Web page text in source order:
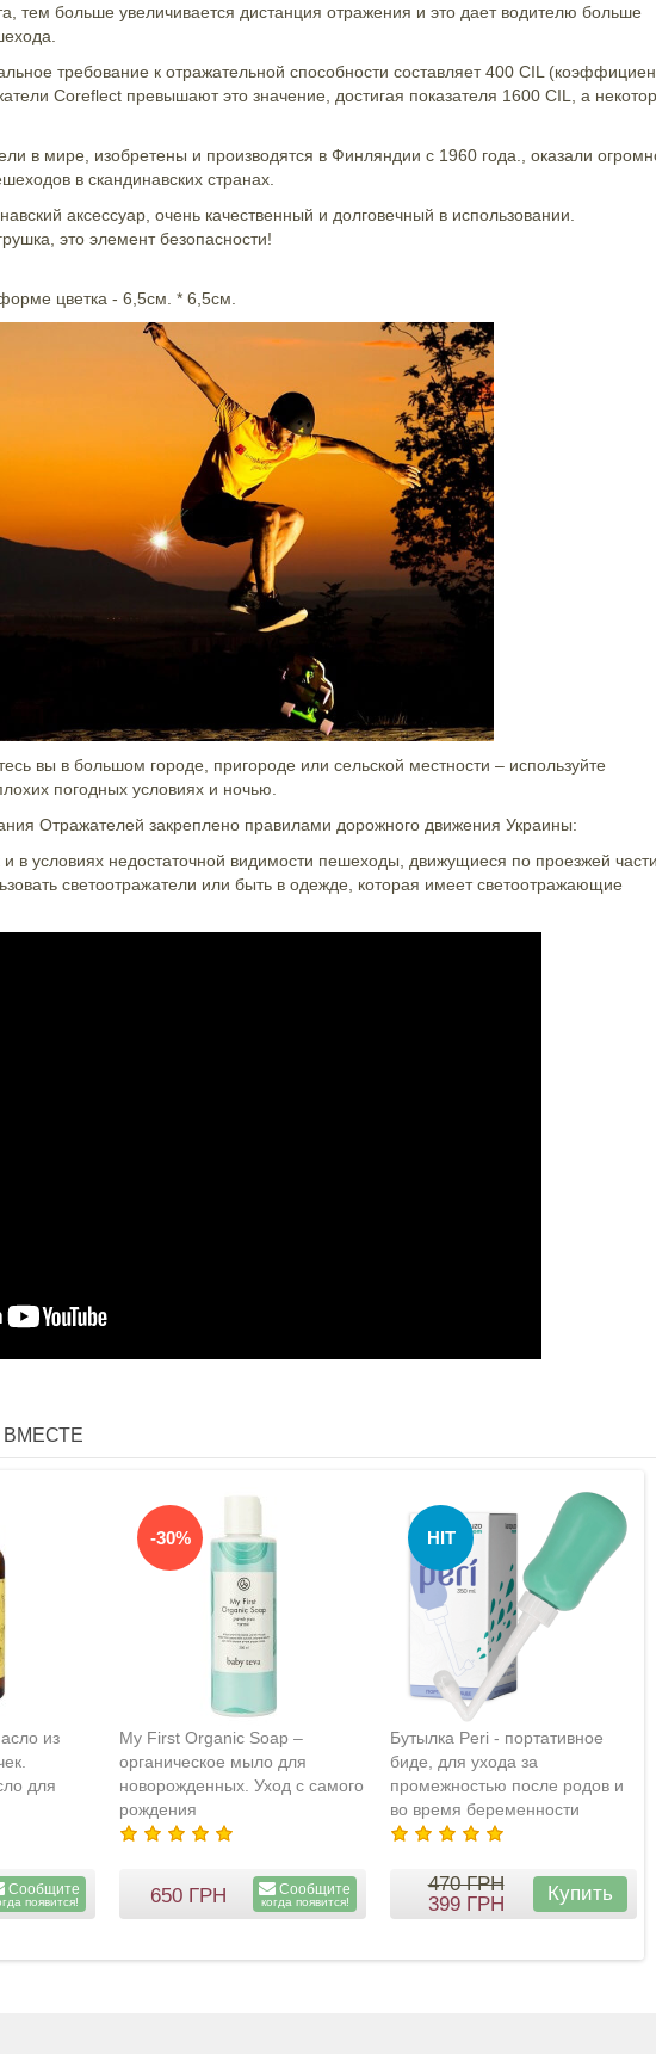
тем больше увеличивается дистанция отражения и это дает водителю больше
требование к отражательной способности составляет 400 CIL
Coreflect превышают это значение, достигая показателя 1600 CIL, а
в мире, изобретены и производятся в Финляндии с 1960 года., оказали
в скандинавских странах.
аксессуар, очень качественный и долговечный в использовании.
это элемент безопасности!
цветка - 6,5см. * 6,5см.
вы в большом городе, пригороде или сельской местности – используйте
погодных условиях и ночью.
Отражателей закреплено правилами дорожного движения Украины:
в условиях недостаточной видимости пешеходы, движущиеся по проезжей
светоотражатели или быть в одежде, которая имеет светоотражающие
из
для
Сообщите
появится!
-30%
My First Organic Soap –
органическое мыло для
новорожденных. Уход с самого
рождения
650ГРН Сообщите
когда появится!
HIT
Бутылка Peri - портативное
биде, для ухода за
промежностью после родов и
во время беременности
470ГРН
399ГРН Купить